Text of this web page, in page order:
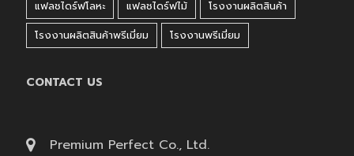
แฟลชไดร์ฟโลหะ
แฟลชไดร์ฟไม้
โรงงานผลิตสินค้า
โรงงานผลิตสินค้าพรีเมี่ยม
โรงงานพรีเมี่ยม
CONTACT US
Premium Perfect Co., Ltd.